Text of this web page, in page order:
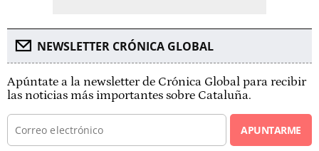
NEWSLETTER CRÓNICA GLOBAL
Apúntate a la newsletter de Crónica Global para recibir
las noticias más importantes sobre Cataluña.
APUNTARME